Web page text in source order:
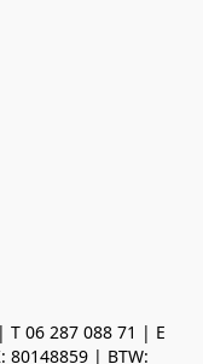
06 287 088 71 | E
| BTW: